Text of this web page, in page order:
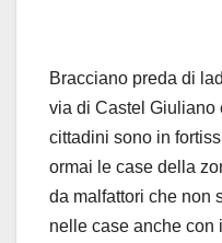
Bracciano preda di
via di Castel Giuliano
cittadini sono in
ormai le case della
da malfattori che non
nelle case anche con